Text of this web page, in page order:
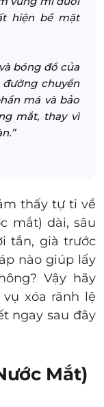
hiện bề mặt
bóng đổ của
chuyển
má và bảo
mắt, thay vì
thấy tự ti về
mắt) dài, sâu
tắn, già trước
nào giúp lấy
Vậy hãy
xóa rãnh lệ
ngay sau đây
Mắt)